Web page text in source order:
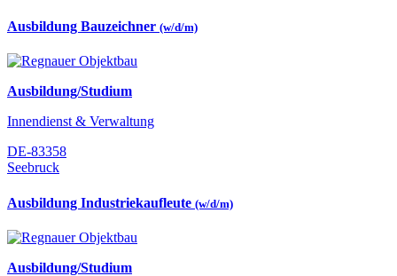
Ausbildung Bauzeichner (w/d/m)
Ausbildung/Studium
Innendienst & Verwaltung
DE-83358
Seebruck
Ausbildung Industriekaufleute (w/d/m)
Ausbildung/Studium